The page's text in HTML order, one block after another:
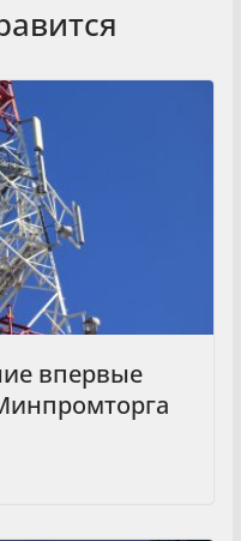
впервые